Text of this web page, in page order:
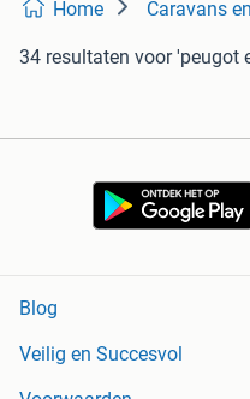
Home Caravans
34 resultaten voor 'peugot
Blog
Veilig en Succesvol